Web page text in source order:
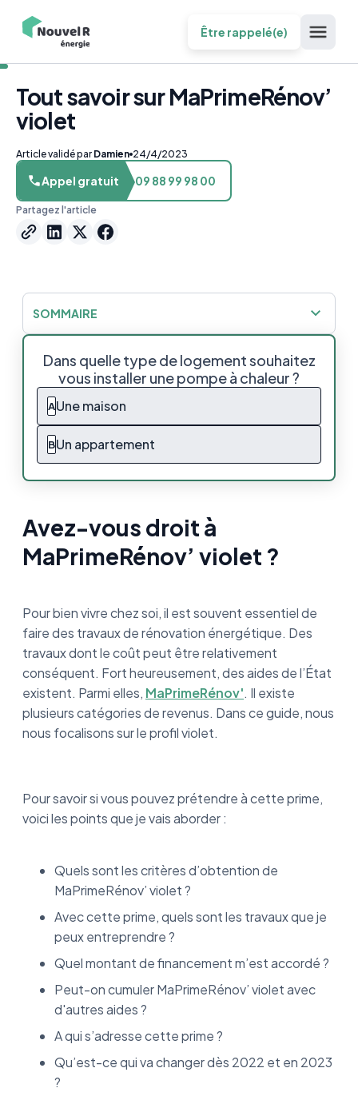
Être rappelé(e)
Tout savoir sur MaPrimeRénov’
violet
Article validé par Damien 24/4/2023
Appel gratuit 09 88 99 98 00
Partagez l'article
Dans quelle type de logement souhaitez
vous installer une pompe à chaleur ?
AUne maison
BUn appartement
Avez-vous droit à
MaPrimeRénov’ violet ?
Pour bien vivre chez soi, il est souvent essentiel de
faire des travaux de rénovation énergétique. Des
travaux dont le coût peut être relativement
conséquent. Fort heureusement, des aides de l’État
existent. Parmi elles, MaPrimeRénov'. Il existe
plusieurs catégories de revenus. Dans ce guide, nous
nous focalisons sur le profil violet.
Pour savoir si vous pouvez prétendre à cette prime,
voici les points que je vais aborder :
Quels sont les critères d’obtention de
MaPrimeRénov’ violet ?
Avec cette prime, quels sont les travaux que je
peux entreprendre ?
Quel montant de financement m’est accordé ?
Peut-on cumuler MaPrimeRénov’ violet avec
d'autres aides ?
A qui s’adresse cette prime ?
Qu’est-ce qui va changer dès 2022 et en 2023
?
SOMMAIRE
Quels sont les critères d’obtention de
MaPrimeRénov’ violet ?
Quels sont les travaux que je peux
entreprendre avec MaPrimeRénov’ violet ?
Quel montant de financement m’est accordé
avec MaPrimeRénov’ violet ?
Qu’est-ce qui va changer dès 2022 et en
2023 ?
MaPrimeRénov’ violet, en résumé